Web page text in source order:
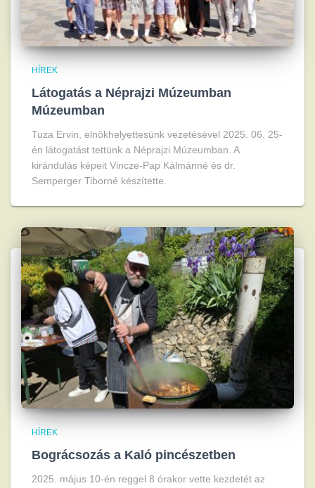
HÍREK
Látogatás a Néprajzi Múzeumban
Múzeumban
Tuza Ervin, elnökhelyettesünk vezetésével 2025. 06. 25-
én látogatást tettünk a Néprajzi Múzeumban. A
kirándulás képeit Vincze-Pap Kálmánné és dr.
Semperger Tiborné készítette.
HÍREK
Bográcsozás a Kaló pincészetben
2025. május 10-én reggel 8 órakor vette kezdetét az